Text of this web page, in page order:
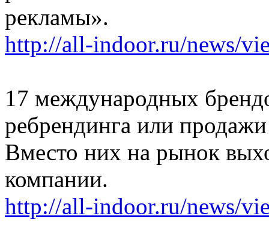
рекламы».
http://all-indoor.ru/news/
17 международных
ребрендинга или
Вместо них на рынок
компании.
http://all-indoor.ru/news/